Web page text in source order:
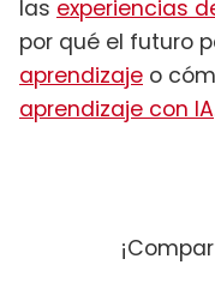
las experiencias
por qué el futuro
aprendizaje o
aprendizaje con IA